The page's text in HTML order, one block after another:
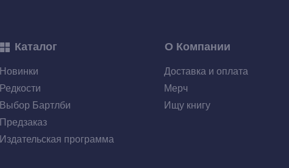
О Компании
Каталог
Ищу книгу
Мерч
Доставка и оплата
Предзаказ
Выбор Бартлби
Редкости
Новинки
Издательская программа